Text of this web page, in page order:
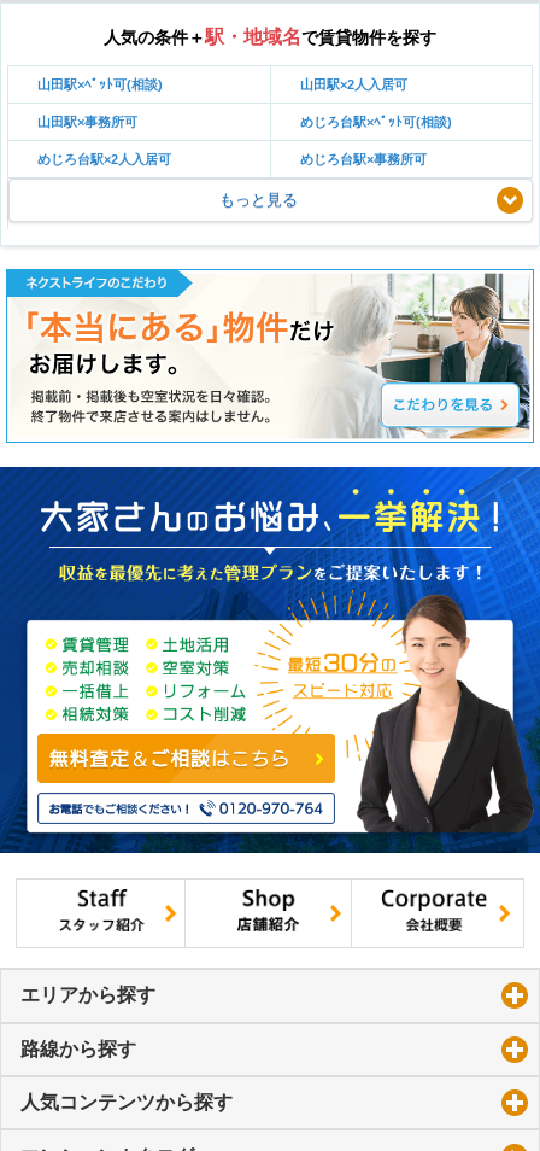
人気の条件＋駅・地域名で賃貸物件を探す
山田駅×ﾍﾟｯﾄ可(相談) 山田駅×2人入居可
山田駅×事務所可 めじろ台駅×ﾍﾟｯﾄ可(相談)
めじろ台駅×2人入居可 めじろ台駅×事務所可
もっと見る
エリアから探す
路線から探す
人気コンテンツから探す